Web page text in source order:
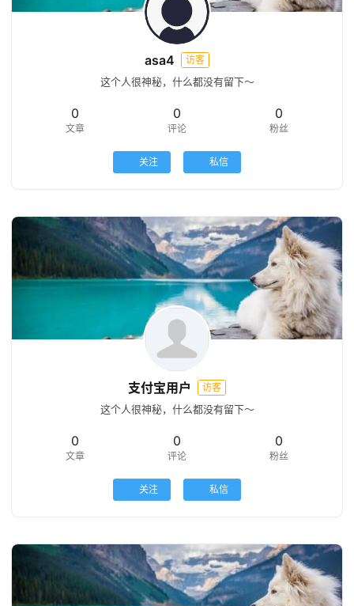
asa4 访客
这个人很神秘，什么都没有留下～
0
文章
0
评论
0
粉丝
关注 私信
支付宝用户 访客
这个人很神秘，什么都没有留下～
0
文章
0
评论
0
粉丝
关注 私信